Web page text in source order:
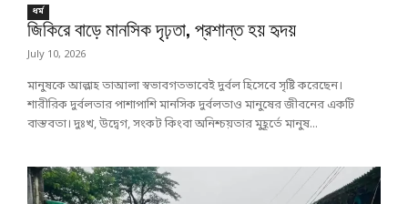
ধর্ম
জিকিরে বাড়ে মানসিক দৃঢ়তা, প্রশান্ত হয় হৃদয়
July 10, 2026
মানুষকে আল্লাহ তাআলা স্বভাবগতভাবেই দুর্বল হিসেবে সৃষ্টি করেছেন।
শারীরিক দুর্বলতার পাশাপাশি মানসিক দুর্বলতাও মানুষের জীবনের একটি
বাস্তবতা। দুঃখ, উদ্বেগ, সংকট কিংবা অনিশ্চয়তার মুহূর্তে মানুষ...